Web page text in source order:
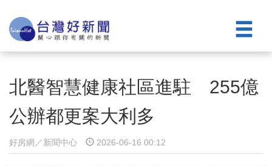
北醫智慧健康社區進駐 255億
公辦都更案大利多
好房網／新聞中心 2026-06-16 00:12